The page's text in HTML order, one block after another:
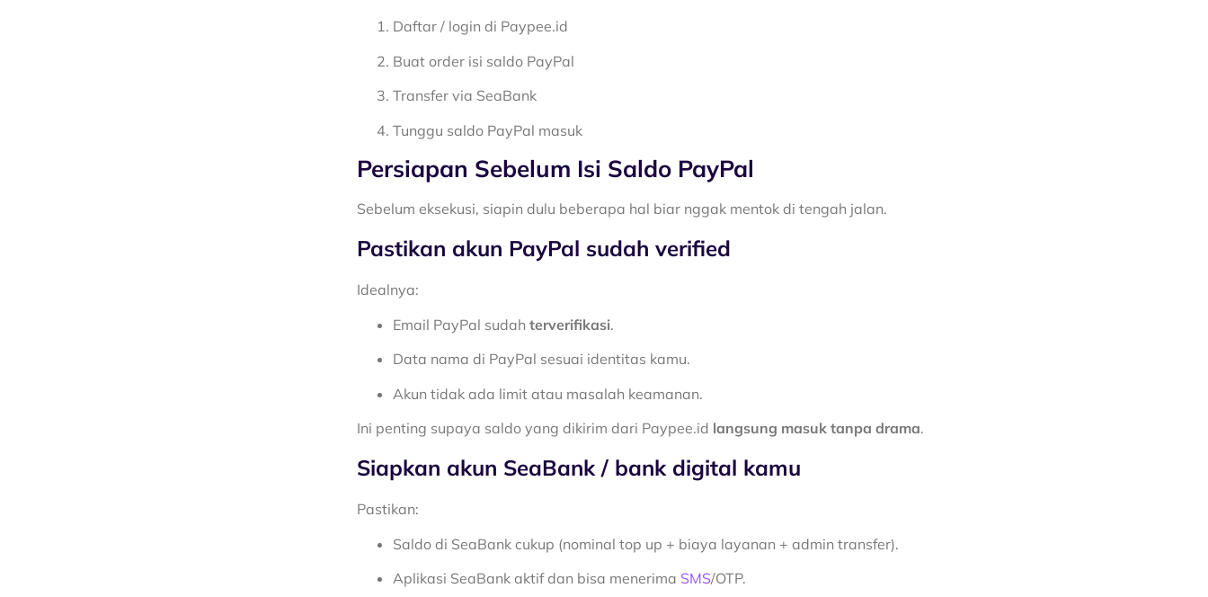
Daftar / login di Paypee.id
Buat order isi saldo PayPal
Transfer via SeaBank
Tunggu saldo PayPal masuk
Persiapan Sebelum Isi Saldo PayPal
Sebelum eksekusi, siapin dulu beberapa hal biar nggak mentok di tengah jalan.
Pastikan akun PayPal sudah verified
Idealnya:
Email PayPal sudah terverifikasi.
Data nama di PayPal sesuai identitas kamu.
Akun tidak ada limit atau masalah keamanan.
Ini penting supaya saldo yang dikirim dari Paypee.id langsung masuk tanpa drama.
Siapkan akun SeaBank / bank digital kamu
Pastikan:
Saldo di SeaBank cukup (nominal top up + biaya layanan + admin transfer).
Aplikasi SeaBank aktif dan bisa menerima SMS/OTP.